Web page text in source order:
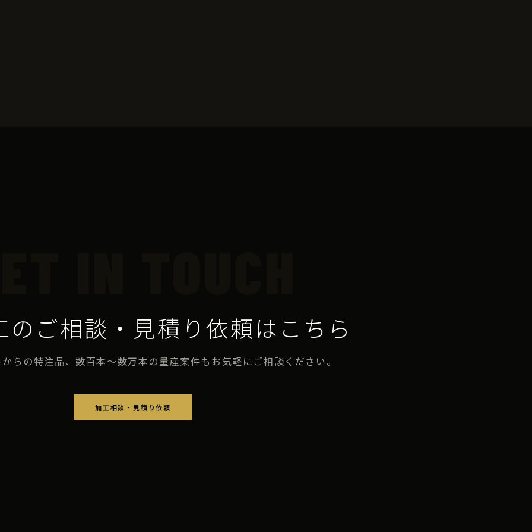
のご相談・見積り依頼はこちら
らの特注品、数百本〜数万本の量産案件もお気軽にご相談ください。
加工相談・見積り依頼